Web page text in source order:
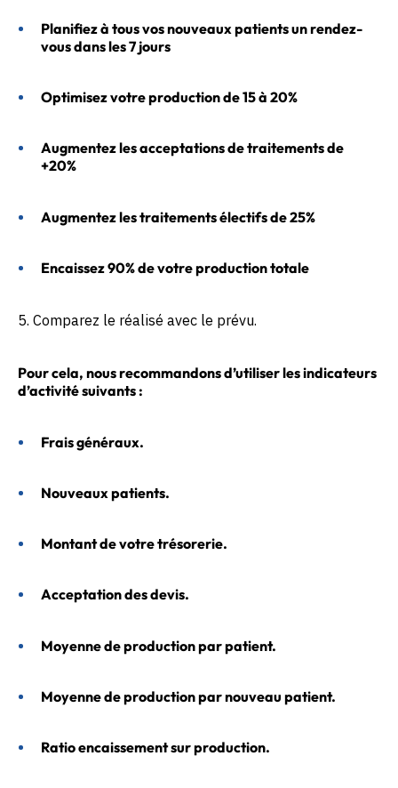
Planifiez à tous vos nouveaux patients un rendez-
vous dans les 7 jours
Optimisez votre production de 15 à 20%
Augmentez les acceptations de traitements de
+20%
Augmentez les traitements électifs de 25%
Encaissez 90% de votre production totale
5. Comparez le réalisé avec le prévu.
Pour cela, nous recommandons d’utiliser les indicateurs
d’activité suivants :
Frais généraux.
Nouveaux patients.
Montant de votre trésorerie.
Acceptation des devis.
Moyenne de production par patient.
Moyenne de production par nouveau patient.
Ratio encaissement sur production.